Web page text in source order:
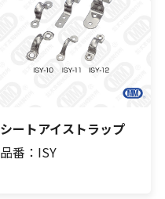
シートアイストラップ
品番：ISY